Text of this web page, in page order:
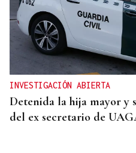
INVESTIGACIÓN ABIERTA
Detenida la hija mayor y
del ex secretario de